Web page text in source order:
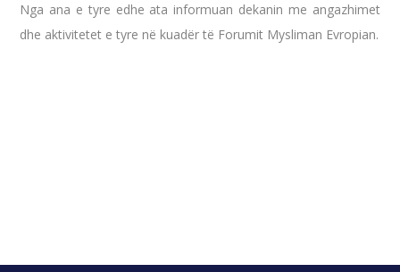
Nga ana e tyre edhe ata informuan dekanin me angazhimet
dhe aktivitetet e tyre në kuadër të Forumit Mysliman Evropian.